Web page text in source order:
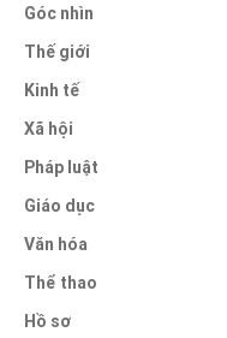
Góc nhìn
Thế giới
Kinh tế
Xã hội
Pháp luật
Giáo dục
Văn hóa
Thể thao
Hồ sơ